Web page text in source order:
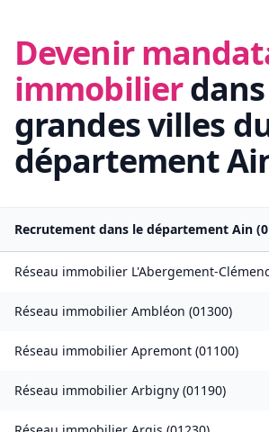
Devenir
immobilier
grandes villes
département
Recrutement dans le département Ain (
Réseau immobilier L'Abergement-
Réseau immobilier Ambléon (01300)
Réseau immobilier Apremont (01100)
Réseau immobilier Arbigny (01190)